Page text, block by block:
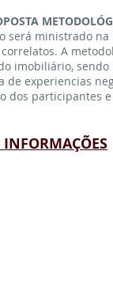
será ministrado
A
imobiliário,
de experiencias
dos participantes